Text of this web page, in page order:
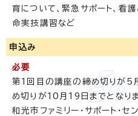
育について、緊急サポート、看
命実技講習など
申込み
必要
第1回目の講座の締め切りが5
め切りが10月19日までとなりま
和光市ファミリー・サポート・